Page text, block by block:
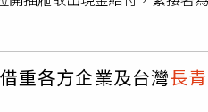
來泡澡，可趨吉避凶，達到轉
餐費到每餐65元、65歲以上
策，期許能減輕家庭與年輕世
希望導入新思維與跨域合作，
起讓宜蘭走新路。「對縣民的
廠第四代掌門李君看我一臉
，幾乎每隔半月或20天就可
。（圖／吳德亮攝）原來今日
、金萱、翠玉、四季春等茶樹
重各方企業及台灣長青